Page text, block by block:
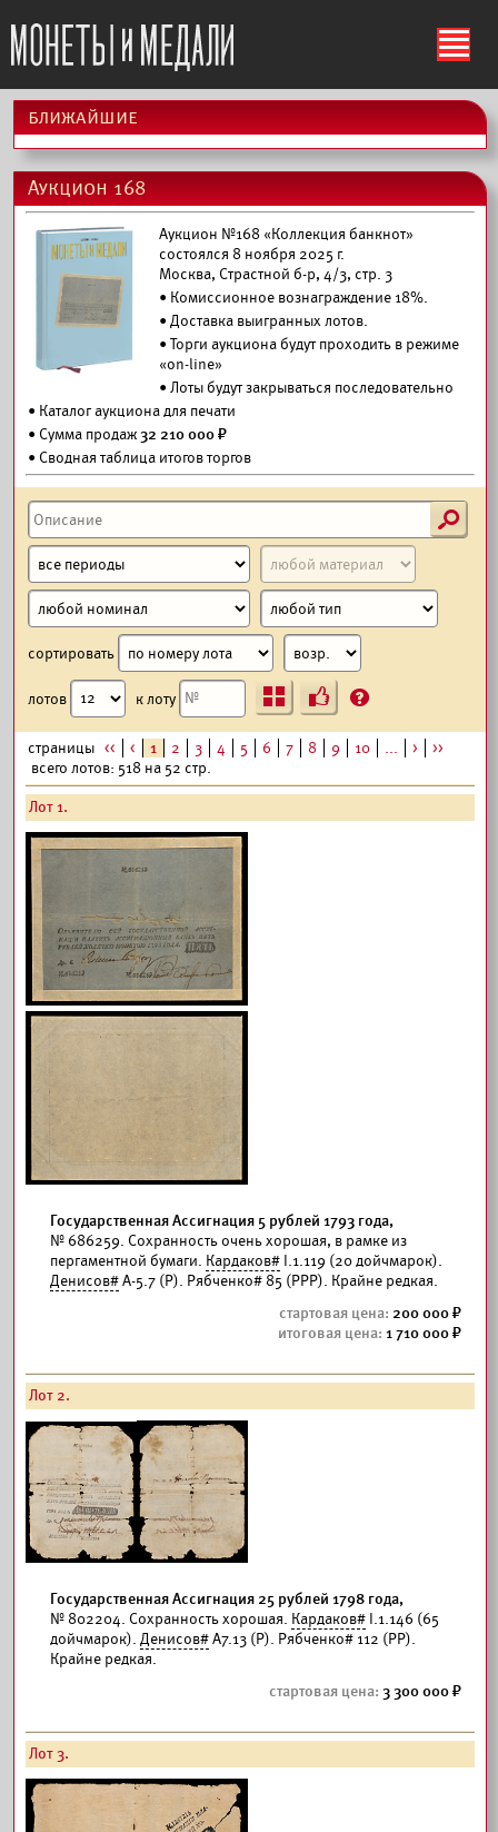
ś
ближайшие
Аукцион 168
Аукцион №168 «Коллекция банкнот»
состоялся 8 ноября 2025 г.
Москва, Страстной б-р, 4/3, стр. 3
• Комиссионное вознаграждение 18%.
• Доставка выигранных лотов.
• Торги аукциона будут проходить в режиме
«on-line»
• Лоты будут закрываться последовательно
• Каталог аукциона для печати
• Сумма продаж32 210 000 ₽
• Сводная таблица итогов торгов
s
сортировать
лотов к лоту Ъ ?
страницы << < 1 2 3 4 5 6 7 8 9 10 ... >
>>
всего лотов: 518 на 52 стр.
Лот 1.
Государственная Ассигнация 5 рублей 1793 года,
№ 686259. Сохранность очень хорошая, в рамке из
пергаментной бумаги. Кардаков# I.1.119 (20 дойчмарок).
Денисов#А-5.7 (Р). Рябченко# 85 (РРР). Крайне редкая.
200 000
1 710 000
Лот 2.
Государственная Ассигнация 25 рублей 1798 года,
№ 802204. Сохранность хорошая. Кардаков# I.1.146 (65
дойчмарок). Денисов#А7.13 (Р). Рябченко# 112 (РР).
Крайне редкая.
3 300 000
Лот 3.